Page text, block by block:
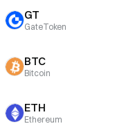
GT
GateToken
BTC
Bitcoin
ETH
Ethereum